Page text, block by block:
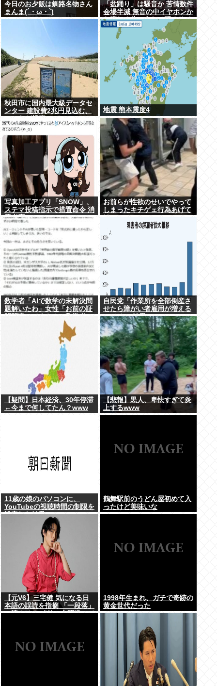
今日のお夕飯は釧路名物さん
まんま(´・ω・`)
「盆踊り」は騒音か 苦情数件
会場半減 無音の中イヤホンか
ら流れる曲に合わせ踊るサイ
レント盆ダンスも
秋田市に国内最大級データセ
ンター 建設費2兆円見込む、
地震 熊本震度4
写真加工アプリ「SNOW」、
ステマ投稿指示で措置命令 消
費者庁
お前らが性欲のせいでやって
しまったキチゲェ行為あげて
数学者「AIで数学の未解決問
題解いたわ」女性「お前の証
「内容デタラメで草。AI使う
のヘタ？」→女性大発狂
自民党「作業所を全部倒産さ
せたら障がい者雇用が増える
のでは 」結果ww
【疑問】日本経済、30年停滞
←今まで何してたん？www
【悲報】黒人、卑怯すぎて炎
上するwww
11歳の娘のパソコンに、
YouTubeの視聴時間の制限を
設定した結果
鶴舞駅前のうどん屋初めて入
ったけど美味いな
【元V6】三宅健 気になる日
本語の誤読を指摘 「一段落」
の読みは？ 「使い方間違って
1998年生まれ、ガチで奇跡の
黄金世代だった